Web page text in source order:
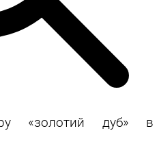
«золотий дуб» в